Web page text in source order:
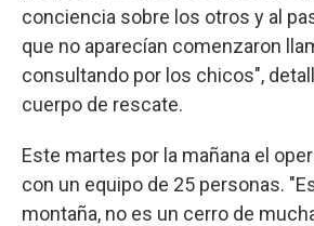
conciencia sobre los otros y al
que no aparecían comenzaron
consultando por los chicos",
cuerpo de rescate.
Este martes por la mañana el
con un equipo de 25 personas.
montaña, no es un cerro de